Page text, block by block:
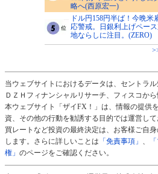
略へ(西原宏一)
ドル円158円半ば！今晩
応警戒。日銀利上げペー
地ならしに注目。(ZERO)
当ウェブサイトにおけるデータは、セントラ
ＤＺＨフィナンシャルリサーチ、フィスコか
本ウェブサイト「ザイFX！」は、情報の提供
資、その他の行動を勧誘する目的では運営し
買レートなど投資の最終決定は、お客様ご自
します。さらに詳しいことは 「免責事項」 、
権」 のページをご確認ください。